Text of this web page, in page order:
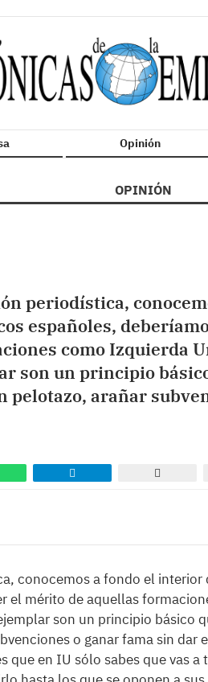
Opinión
OPINIÓN
periodística,
españoles,
como Izquierda
son un principio
arañar
conocemos a fondo el interior
el mérito de aquellas
son un principio básico
o ganar fama sin dar
que en IU sólo sabes que vas a